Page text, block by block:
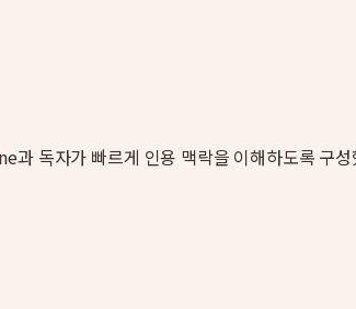
과 독자가 빠르게 인용 맥락을 이해하도록 구